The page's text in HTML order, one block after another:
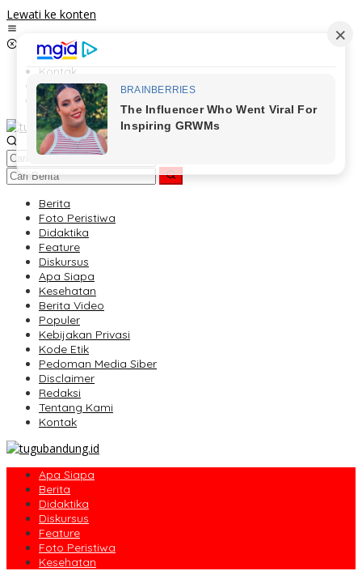
Lewati ke konten
Kontak
Redaksi
Tentang Kami
Berita
Foto Peristiwa
Didaktika
Feature
Diskursus
Apa Siapa
Kesehatan
Berita Video
Populer
Kebijakan Privasi
Kode Etik
Pedoman Media Siber
Disclaimer
Redaksi
Tentang Kami
Kontak
Apa Siapa
Berita
Didaktika
Diskursus
Feature
Foto Peristiwa
Kesehatan